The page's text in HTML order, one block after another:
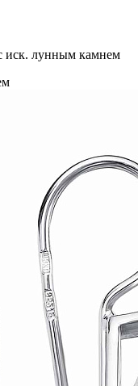
иск. лунным камнем